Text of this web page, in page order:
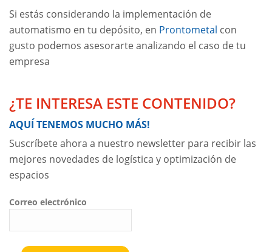
Si estás considerando la implementación de
automatismo en tu depósito, en Prontometal con
gusto podemos asesorarte analizando el caso de tu
empresa
¿TE INTERESA ESTE CONTENIDO?
AQUÍ TENEMOS MUCHO MÁS!
Suscríbete ahora a nuestro newsletter para recibir las
mejores novedades de logística y optimización de
espacios
Correo electrónico